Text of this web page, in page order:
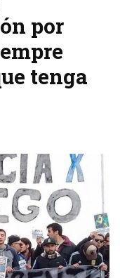
por
tenga